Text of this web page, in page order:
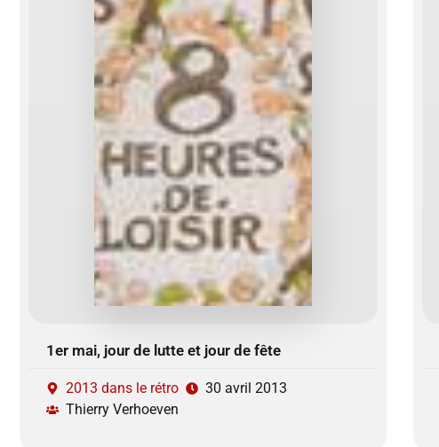
1er mai, jour de lutte et jour de fête
2013 dans le rétro
30 avril 2013
Thierry Verhoeven